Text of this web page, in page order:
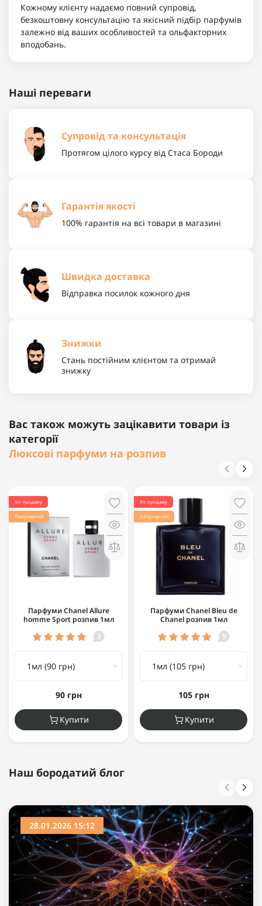
Кожному клієнту надаємо повний супровід,
безкоштовну консультацію та якісний підбір парфумів
залежно від ваших особливостей та ольфакторних
вподобань.
Наші переваги
Супровід та консультація
Протягом цілого курсу від Стаса Бороди
Гарантія якості
100% гарантія на всі товари в магазині
Швидка доставка
Відправка посилок кожного дня
Знижки
Стань постійним клієнтом та отримай
знижку
Вас також можуть зацікавити товари із
категорії
Люксові парфуми на розпив
Хіт продажу
Популярний
Парфуми Chanel Allure
homme Sport розпив 1мл
3
90 грн
Купити
Хіт продажу
Популярний
Парфуми Chanel Bleu de
Chanel розпив 1мл
5
105 грн
Купити
Наш бородатий блог
28.01.2026 15:12